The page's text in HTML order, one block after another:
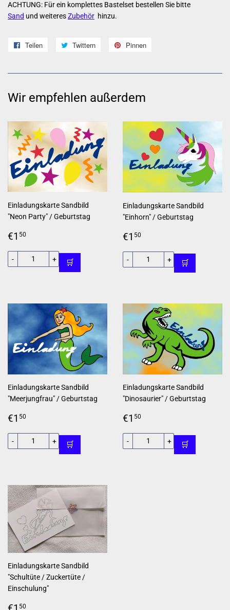
ACHTUNG: Für ein komplettes Bastelset bestellen Sie bitte
Sand und weiteresZubehör hinzu.
Teilen
teilen
Twittern
twittern
Pinnen
pinnen
Wir empfehlen außerdem
Einladungskarte Sandbild
"Neon Party" / Geburtstag
Normaler
€1 50
+
- 🛒
Einladungskarte Sandbild
"Einhorn" / Geburtstag
Normaler
€1 50
+
- 🛒
Einladungskarte Sandbild
"Meerjungfrau" / Geburtstag
Normaler
€1 50
+
- 🛒
Einladungskarte Sandbild
"Dinosaurier" / Geburtstag
Normaler
€1 50
+
- 🛒
Einladungskarte Sandbild
"Schultüte / Zuckertüte /
Einschulung"
50